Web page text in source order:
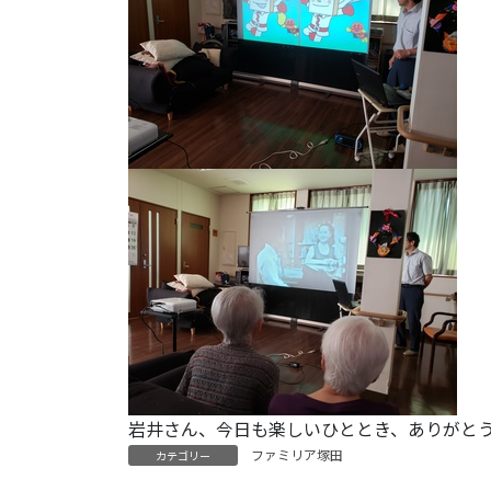
岩井さん、今日も楽しいひととき、ありがと
カテゴリー ファミリア塚田